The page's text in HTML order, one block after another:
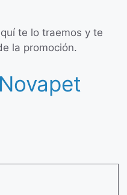
te lo traemos y te
la promoción.